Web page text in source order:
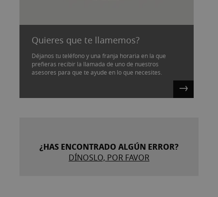
Quieres que te llamemos?
Déjanos tu teléfono y una franja horaria en la que
prefieras recibir la llamada de uno de nuestros
asesores para que te ayude en lo que necesites.
¿HAS ENCONTRADO ALGÚN ERROR?
DÍNOSLO, POR FAVOR